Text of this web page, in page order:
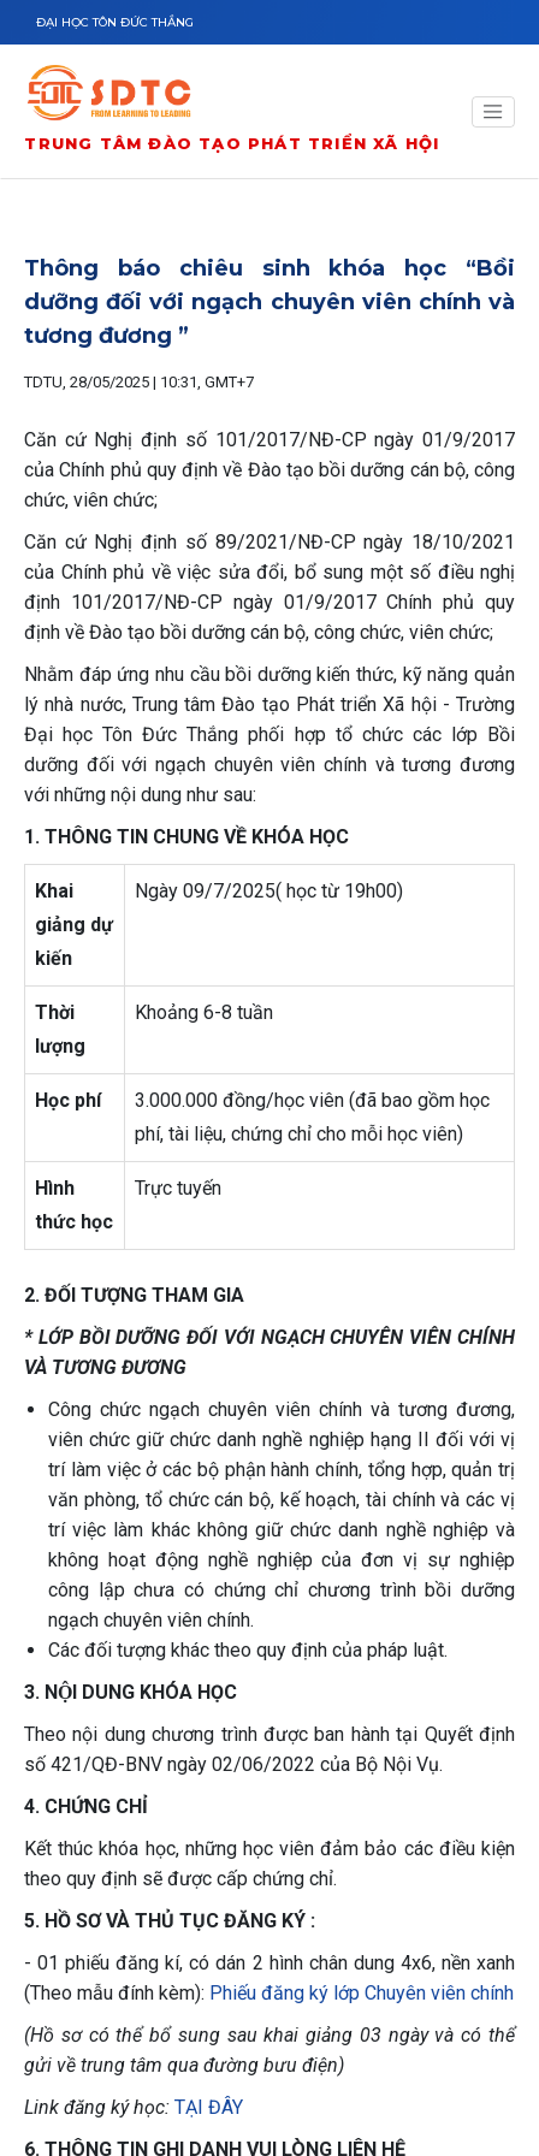
Nhảy đến nội dung
ĐẠI HỌC TÔN ĐỨC THẮNG
TRUNG TÂM ĐÀO TẠO PHÁT TRIỂN XÃ HỘI
Thông báo chiêu sinh khóa học “Bồi
dưỡng đối với ngạch chuyên viên chính và
tương đương ”
TDTU, 28/05/2025 | 10:31, GMT+7
Căn cứ Nghị định số 101/2017/NĐ-CP ngày 01/9/2017
của Chính phủ quy định về Đào tạo bồi dưỡng cán bộ, công
chức, viên chức;
Căn cứ Nghị định số 89/2021/NĐ-CP ngày 18/10/2021
của Chính phủ về việc sửa đổi, bổ sung một số điều nghị
định 101/2017/NĐ-CP ngày 01/9/2017 Chính phủ quy
định về Đào tạo bồi dưỡng cán bộ, công chức, viên chức;
Nhằm đáp ứng nhu cầu bồi dưỡng kiến thức, kỹ năng quản
lý nhà nước, Trung tâm Đào tạo Phát triển Xã hội - Trường
Đại học Tôn Đức Thắng phối hợp tổ chức các lớp Bồi
dưỡng đối với ngạch chuyên viên chính và tương đương
với những nội dung như sau:
1. THÔNG TIN CHUNG VỀ KHÓA HỌC
Khai
giảng dự
kiến
Ngày 09/7/2025( học từ 19h00)
Thời
lượng
Khoảng 6-8 tuần
Học phí
3.000.000 đồng/học viên (đã bao gồm học
phí, tài liệu, chứng chỉ cho mỗi học viên)
Hình
thức học
Trực tuyến
2. ĐỐI TƯỢNG THAM GIA
* LỚP BỒI DƯỠNG ĐỐI VỚI NGẠCH CHUYÊN VIÊN CHÍNH
VÀ TƯƠNG ĐƯƠNG
Công chức ngạch chuyên viên chính và tương đương,
viên chức giữ chức danh nghề nghiệp hạng II đối với vị
trí làm việc ở các bộ phận hành chính, tổng hợp, quản trị
văn phòng, tổ chức cán bộ, kế hoạch, tài chính và các vị
trí việc làm khác không giữ chức danh nghề nghiệp và
không hoạt động nghề nghiệp của đơn vị sự nghiệp
công lập chưa có chứng chỉ chương trình bồi dưỡng
ngạch chuyên viên chính.
Các đối tượng khác theo quy định của pháp luật.
3. NỘI DUNG KHÓA HỌC
Theo nội dung chương trình được ban hành tại Quyết định
số 421/QĐ-BNV ngày 02/06/2022 của Bộ Nội Vụ.
4. CHỨNG CHỈ
Kết thúc khóa học, những học viên đảm bảo các điều kiện
theo quy định sẽ được cấp chứng chỉ.
5. HỒ SƠ VÀ THỦ TỤC ĐĂNG KÝ :
- 01 phiếu đăng kí, có dán 2 hình chân dung 4x6, nền xanh
(Theo mẫu đính kèm): Phiếu đăng ký lớp Chuyên viên chính
(Hồ sơ có thể bổ sung sau khai giảng 03 ngày và có thể
gửi về trung tâm qua đường bưu điện)
Link đăng ký học: TẠI ĐÂY
6. THÔNG TIN GHI DANH VUI LÒNG LIÊN HỆ